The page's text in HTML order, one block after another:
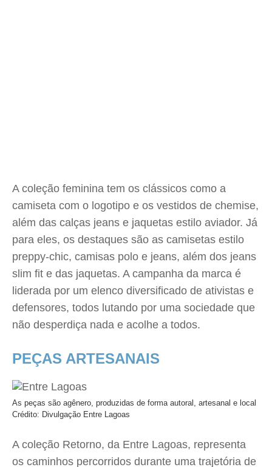
A coleção feminina tem os clássicos como a
camiseta com o logotipo e os vestidos de chemise,
além das calças jeans e jaquetas estilo aviador. Já
para eles, os destaques são as camisetas estilo
preppy-chic, camisas polo e jeans, além dos jeans
slim fit e das jaquetas. A campanha da marca é
liderada por um elenco diversificado de ativistas e
defensores, todos lutando por uma sociedade que
não desperdiça nada e acolhe a todos.
PEÇAS ARTESANAIS
As peças são agênero, produzidas de forma autoral, artesanal e local
Crédito: Divulgação Entre Lagoas
A coleção Retorno, da Entre Lagoas, representa
os caminhos percorridos durante uma trajetória de